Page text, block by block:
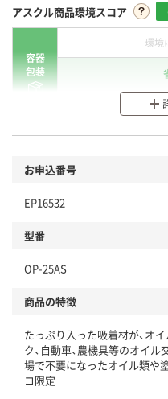
アスクル商品環境スコア
容器
包装
環境
分別
本体
仕組
この商品の環境配慮ポイント
アスクル商品環境スコア詳細
お申込番号
EP16532
型番
OP-25AS
商品の特徴
たっぷり入った吸着材が、オ
ク、自動車、農機具等のオイ
場で不要になったオイル類や
コ限定